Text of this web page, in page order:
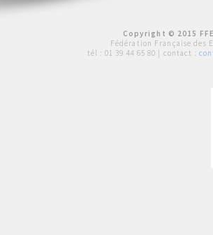
Copyright © 2015
Fédération Française des
tél : 01 39 44 65 80 | contact :